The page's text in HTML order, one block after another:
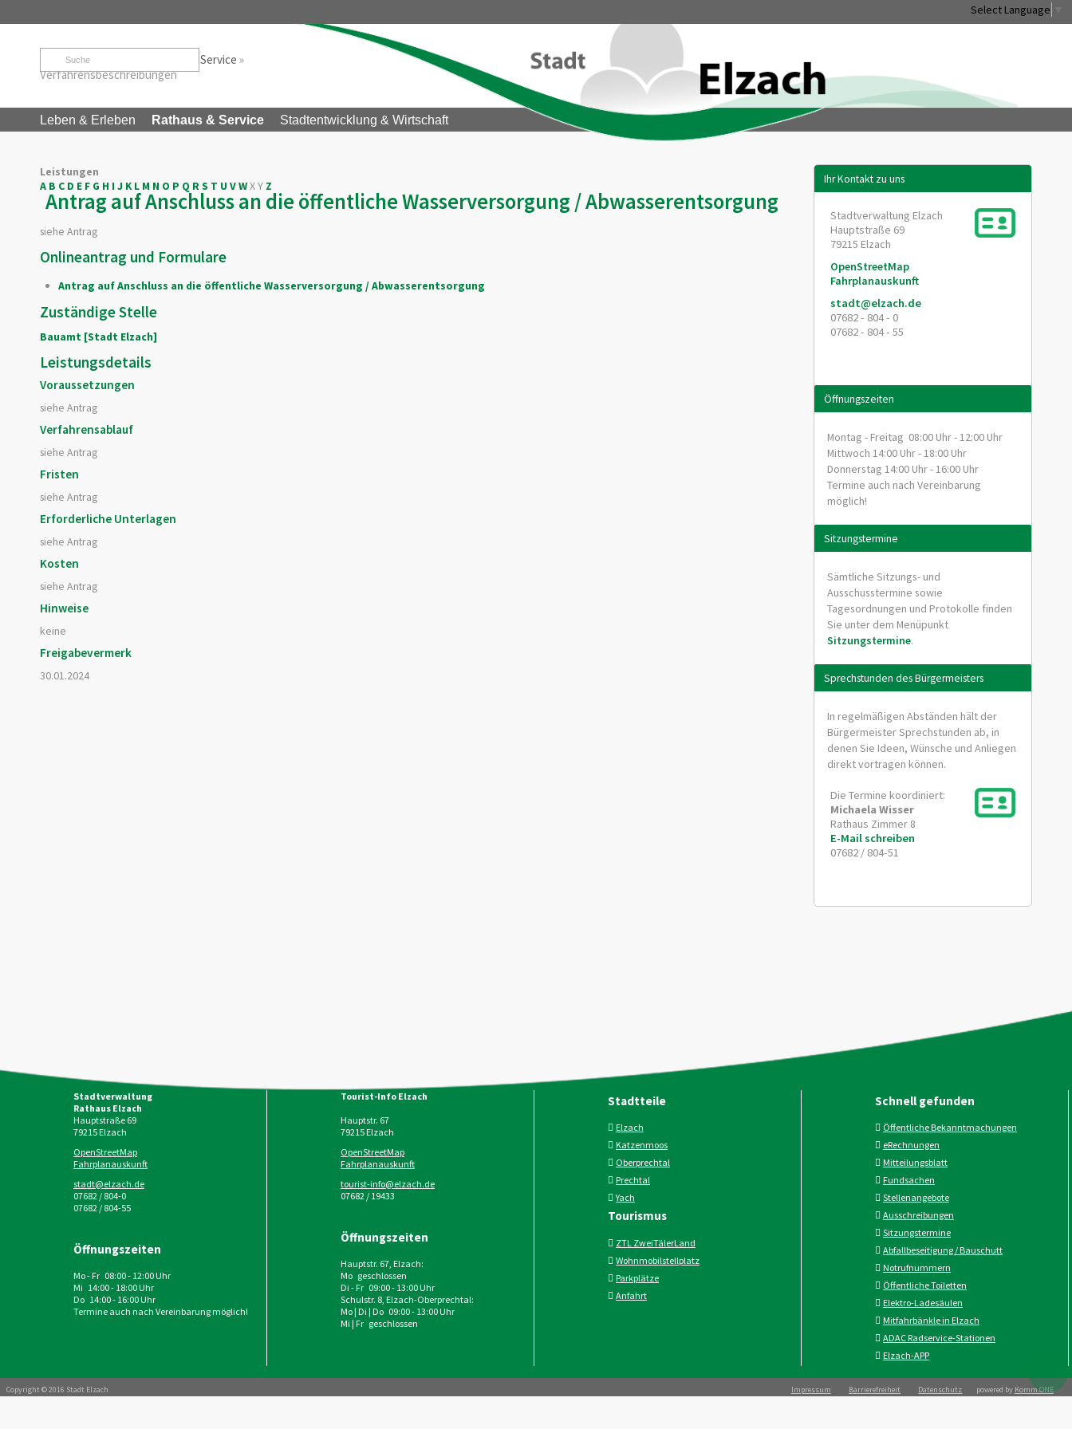
Select Language
Startseite Service »
Verfahrensbeschreibungen
Leben & Erleben Rathaus & Service Stadtentwicklung & Wirtschaft
Leistungen
A B C D E F G H I J K L M N O P Q RS T U VWXY Z
Antrag auf Anschluss an die öffentliche Wasserversorgung / Abwasserentsorgung
siehe Antrag
Onlineantrag und Formulare
Antrag auf Anschluss an die öffentliche Wasserversorgung / Abwasserentsorgung
Zuständige Stelle
Bauamt [Stadt Elzach]
Leistungsdetails
Voraussetzungen
siehe Antrag
Verfahrensablauf
siehe Antrag
Fristen
siehe Antrag
Erforderliche Unterlagen
siehe Antrag
Kosten
siehe Antrag
Hinweise
keine
Freigabevermerk
30.01.2024
Ihr Kontakt zu uns
Stadtverwaltung Elzach
Hauptstraße 69
79215 Elzach
OpenStreetMap
Fahrplanauskunft
stadt@elzach.de
07682 - 804 - 0
07682 - 804 - 55
Öffnungszeiten
Montag - Freitag 08:00 Uhr - 12:00 Uhr
Mittwoch 14:00 Uhr - 18:00 Uhr
Donnerstag 14:00 Uhr - 16:00 Uhr
Termine auch nach Vereinbarung
möglich!
Sitzungstermine
Sämtliche Sitzungs- und
Ausschusstermine sowie
Tagesordnungen und Protokolle finden
Sie unter dem Menüpunkt
Sitzungstermine.
Sprechstunden des Bürgermeisters
In regelmäßigen Abständen hält der
Bürgermeister Sprechstunden ab, in
denen Sie Ideen, Wünsche und Anliegen
direkt vortragen können.
Die Termine koordiniert:
Michaela Wisser
Rathaus Zimmer 8
E-Mail schreiben
07682 / 804-51
Stadtverwaltung
Rathaus Elzach
Hauptstraße 69
79215Elzach
OpenStreetMap
Fahrplanauskunft
stadt@elzach.de
07682 / 804-0
07682 / 804-55
Öffnungszeiten
Mo - Fr 08:00 - 12:00 Uhr
Mi 14:00 - 18:00 Uhr
Do 14:00 - 16:00 Uhr
Termine auch nach Vereinbarung möglich!
Tourist-Info Elzach
Hauptstr. 67
79215Elzach
OpenStreetMap
Fahrplanauskunft
tourist-info@elzach.de
07682 / 19433
Öffnungszeiten
Hauptstr. 67, Elzach:
Mo geschlossen
Di - Fr 09:00 - 13:00 Uhr
Schulstr. 8, Elzach-Oberprechtal:
Mo | Di | Do 09:00 - 13:00 Uhr
Mi | Fr geschlossen
Stadtteile
Elzach
Katzenmoos
Oberprechtal
Prechtal
Yach
Tourismus
ZTL ZweiTälerLand
Wohnmobilstellplatz
Parkplätze
Anfahrt
Schnell gefunden
Öffentliche Bekanntmachungen
eRechnungen
Mitteilungsblatt
Fundsachen
Stellenangebote
Ausschreibungen
Sitzungstermine
Abfallbeseitigung / Bauschutt
Notrufnummern
Öffentliche Toiletten
Elektro-Ladesäulen
Mitfahrbänkle in Elzach
ADAC Radservice-Stationen
Elzach-APP
Copyright © 2016 Stadt Elzach Impressum Barrierefreiheit Datenschutz powered by Komm.ONE